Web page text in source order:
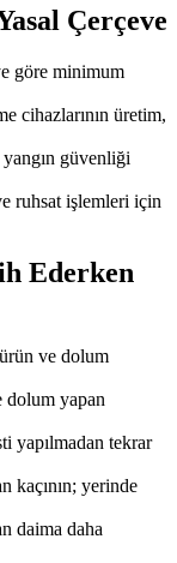
Çerçeve
göre minimum
cihazlarının üretim,
güvenliği
ruhsat işlemleri için
Ederken
ve dolum
dolum yapan
yapılmadan tekrar
kaçının; yerinde
daima daha